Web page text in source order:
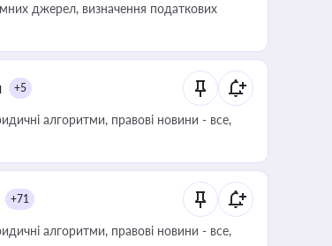
джерел, визначення податкових
+5
алгоритми, правові новини - все,
+71
алгоритми, правові новини - все,